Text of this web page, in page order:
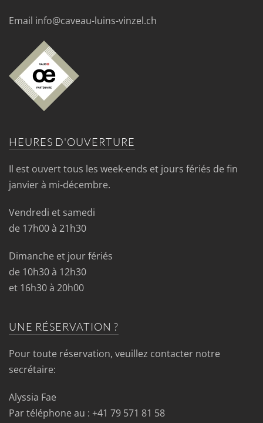
Email info@caveau-luins-vinzel.ch
HEURES D'OUVERTURE
Il est ouvert tous les week-ends et jours fériés de fin
janvier à mi-décembre.
Vendredi et samedi
de 17h00 à 21h30
Dimanche et jour fériés
de 10h30 à 12h30
et 16h30 à 20h00
UNE RÉSERVATION ?
Pour toute réservation, veuillez contacter notre
secrétaire:
Alyssia Fae
Par téléphone au : +41 79 571 81 58